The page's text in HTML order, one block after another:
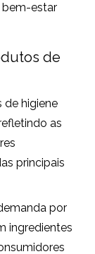
bem-estar
de
de higiene
as
principais
por
ingredientes